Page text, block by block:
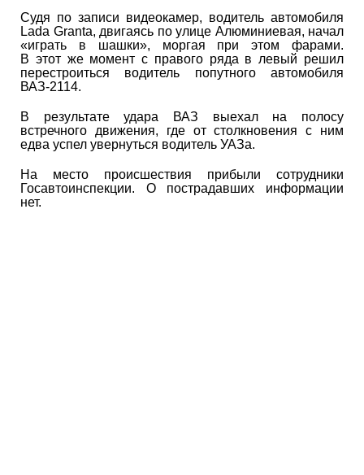
Судя по записи видеокамер, водитель автомобиля
Lada Granta, двигаясь по улице Алюминиевая, начал
«играть в шашки», моргая при этом фарами.
В этот же момент с правого ряда в левый решил
перестроиться водитель попутного автомобиля
ВАЗ-2114.
В результате удара ВАЗ выехал на полосу
встречного движения, где от столкновения с ним
едва успел увернуться водитель УАЗа.
На место происшествия прибыли сотрудники
Госавтоинспекции. О пострадавших информации
нет.